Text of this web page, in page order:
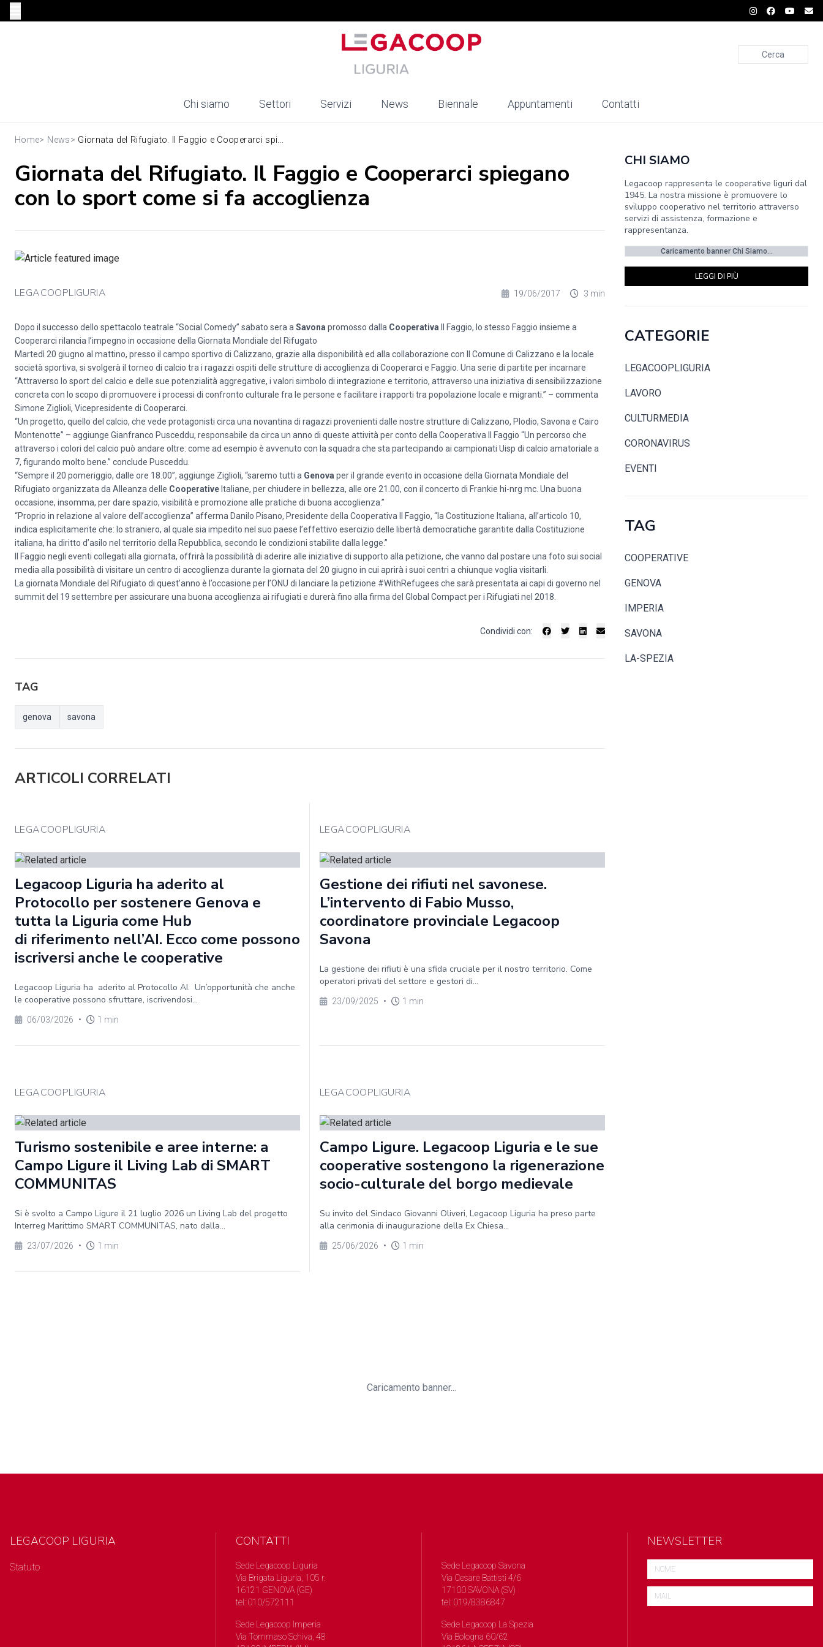
Cerca
Chi siamo Settori Servizi News Biennale Appuntamenti Contatti
Home> News> Giornata del Rifugiato. Il Faggio e Cooperarci spi...
Giornata del Rifugiato. Il Faggio e Cooperarci spiegano
con lo sport come si fa accoglienza
LEGACOOPLIGURIA 19/06/2017 3 min
Dopo il successo dello spettacolo teatrale “Social Comedy” sabato sera a Savona promosso dalla Cooperativa Il Faggio, lo stesso Faggio insieme a
Cooperarci rilancia l’impegno in occasione della Giornata Mondiale del Rifugato
Martedì 20 giugno al mattino, presso il campo sportivo di Calizzano, grazie alla disponibilità ed alla collaborazione con Il Comune di Calizzano e la locale
società sportiva, si svolgerà il torneo di calcio tra i ragazzi ospiti delle strutture di accoglienza di Cooperarci e Faggio. Una serie di partite per incarnare
“Attraverso lo sport del calcio e delle sue potenzialità aggregative, i valori simbolo di integrazione e territorio, attraverso una iniziativa di sensibilizzazione
concreta con lo scopo di promuovere i processi di confronto culturale fra le persone e facilitare i rapporti tra popolazione locale e migranti.” – commenta
Simone Ziglioli, Vicepresidente di Cooperarci.
“Un progetto, quello del calcio, che vede protagonisti circa una novantina di ragazzi provenienti dalle nostre strutture di Calizzano, Plodio, Savona e Cairo
Montenotte” – aggiunge Gianfranco Pusceddu, responsabile da circa un anno di queste attività per conto della Cooperativa Il Faggio “Un percorso che
attraverso i colori del calcio può andare oltre: come ad esempio è avvenuto con la squadra che sta partecipando ai campionati Uisp di calcio amatoriale a
7, figurando molto bene.” conclude Pusceddu.
“Sempre il 20 pomeriggio, dalle ore 18.00”, aggiunge Ziglioli, “saremo tutti a Genova per il grande evento in occasione della Giornata Mondiale del
Rifugiato organizzata da Alleanza delle Cooperative Italiane, per chiudere in bellezza, alle ore 21.00, con il concerto di Frankie hi-nrg mc. Una buona
occasione, insomma, per dare spazio, visibilità e promozione alle pratiche di buona accoglienza.”
“Proprio in relazione al valore dell’accoglienza” afferma Danilo Pisano, Presidente della Cooperativa Il Faggio, “la Costituzione Italiana, all’articolo 10,
indica esplicitamente che: lo straniero, al quale sia impedito nel suo paese l’effettivo esercizio delle libertà democratiche garantite dalla Costituzione
italiana, ha diritto d’asilo nel territorio della Repubblica, secondo le condizioni stabilite dalla legge.”
Il Faggio negli eventi collegati alla giornata, offrirà la possibilità di aderire alle iniziative di supporto alla petizione, che vanno dal postare una foto sui social
media alla possibilità di visitare un centro di accoglienza durante la giornata del 20 giugno in cui aprirà i suoi centri a chiunque voglia visitarli.
La giornata Mondiale del Rifugiato di quest’anno è l’occasione per l’ONU di lanciare la petizione #WithRefugees che sarà presentata ai capi di governo nel
summit del 19 settembre per assicurare una buona accoglienza ai rifugiati e durerà fino alla firma del Global Compact per i Rifugiati nel 2018.
Condividi con:
TAG
genova savona
ARTICOLI CORRELATI
LEGACOOPLIGURIA
Legacoop Liguria ha aderito al
Protocollo per sostenere Genova e
tutta la Liguria come Hub
di riferimento nell’AI. Ecco come possono
iscriversi anche le cooperative
Legacoop Liguria ha aderito al Protocollo AI. Un’opportunità che anche
le cooperative possono sfruttare, iscrivendosi...
06/03/2026 • 1 min
LEGACOOPLIGURIA
Gestione dei rifiuti nel savonese.
L’intervento di Fabio Musso,
coordinatore provinciale Legacoop
Savona
La gestione dei rifiuti è una sfida cruciale per il nostro territorio. Come
operatori privati del settore e gestori di...
23/09/2025 • 1 min
LEGACOOPLIGURIA
Turismo sostenibile e aree interne: a
Campo Ligure il Living Lab di SMART
COMMUNITAS
Si è svolto a Campo Ligure il 21 luglio 2026 un Living Lab del progetto
Interreg Marittimo SMART COMMUNITAS, nato dalla...
23/07/2026 • 1 min
LEGACOOPLIGURIA
Campo Ligure. Legacoop Liguria e le sue
cooperative sostengono la rigenerazione
socio-culturale del borgo medievale
Su invito del Sindaco Giovanni Oliveri, Legacoop Liguria ha preso parte
alla cerimonia di inaugurazione della Ex Chiesa...
25/06/2026 • 1 min
CHI SIAMO
Legacoop rappresenta le cooperative liguri dal
1945. La nostra missione è promuovere lo
sviluppo cooperativo nel territorio attraverso
servizi di assistenza, formazione e
rappresentanza.
Caricamento banner Chi Siamo...
LEGGI DI PIÙ
CATEGORIE
LEGACOOPLIGURIA
LAVORO
CULTURMEDIA
CORONAVIRUS
EVENTI
TAG
COOPERATIVE
GENOVA
IMPERIA
SAVONA
LA-SPEZIA
Caricamento banner...
LEGACOOP LIGURIA
Statuto
CONTATTI
Sede Legacoop Liguria
Via Brigata Liguria, 105 r.
16121 GENOVA (GE)
tel: 010/572111
Sede Legacoop Imperia
Via Tommaso Schiva, 48
Sede Legacoop Savona
Via Cesare Battisti 4/6
17100 SAVONA (SV)
tel: 019/8386847
Sede Legacoop La Spezia
Via Bologna 60/62
NEWSLETTER